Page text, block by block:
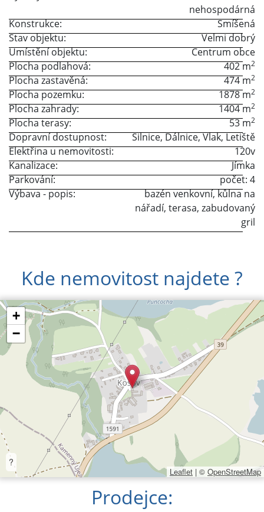
nehospodárná
Konstrukce:
Smíšená
Stav objektu:
Velmi dobrý
Umístění objektu:
Centrum obce
Plocha podlahová:
402 m2
Plocha zastavěná: 474 m2
Plocha pozemku: 1878 m2
Plocha zahrady: 1404 m2
Plocha terasy: 53 m2
Dopravní dostupnost: Silnice,Dálnice,Vlak,Letiště
Elektřina u nemovitosti:
120v
Kanalizace:
Jímka
Parkování:
počet: 4
Výbava - popis:
bazén venkovní, kůlna na
nářadí, terasa, zabudovaný
gril
Kde nemovitost najdete ?
+
−
?
Leaflet | © OpenStreetMap
Prodejce: